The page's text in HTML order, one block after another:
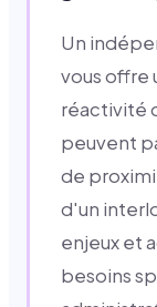
Un
vous offre
réactivité
peuvent
de
d'un
enjeux et
besoins